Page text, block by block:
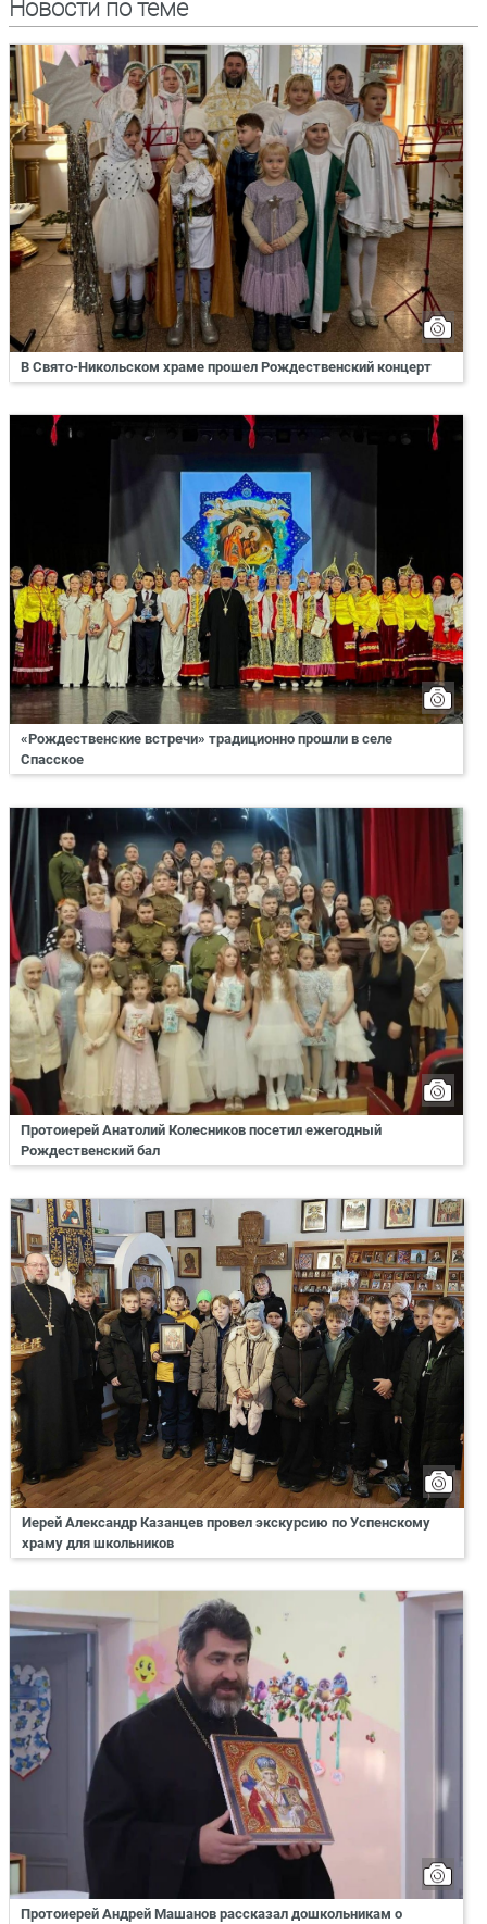
Новости по теме
В Свято-Никольском храме прошел Рождественский концерт
«Рождественские встречи» традиционно прошли в селе
Спасское
Протоиерей Анатолий Колесников посетил ежегодный
Рождественский бал
Иерей Александр Казанцев провел экскурсию по Успенскому
храму для школьников
Протоиерей Андрей Машанов рассказал дошкольникам о